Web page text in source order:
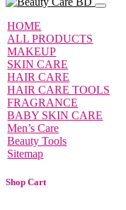
HOME
ALL PRODUCTS
MAKEUP
SKIN CARE
HAIR CARE
HAIR CARE TOOLS
FRAGRANCE
BABY SKIN CARE
Men’s Care
Beauty Tools
Sitemap
Shop Cart